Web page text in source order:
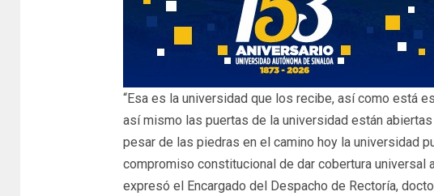
“Esa es la universidad que los recibe, así como está
así mismo las puertas de la universidad están
pesar de las piedras en el camino hoy la universidad
compromiso constitucional de dar cobertura universal
expresó el Encargado del Despacho de Rectoría,